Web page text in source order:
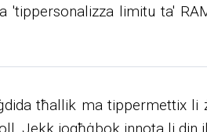
'tippersonalizza limitu ta'
tħallik ma tippermettix